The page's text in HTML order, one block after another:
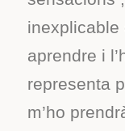
aprendre i
representa
m’ho